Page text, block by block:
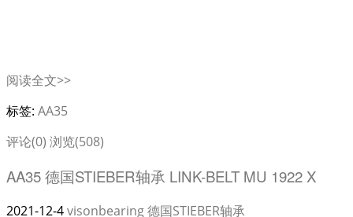
阅读全文>>
标签: AA35
评论(0) 浏览(508)
AA35 德国STIEBER轴承 LINK-BELT MU 1922 X
2021-12-4visonbearing德国STIEBER轴承